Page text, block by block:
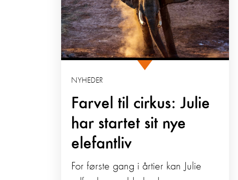
Farvel til cirkus: Julie
har startet sit nye
elefantliv
NYHEDER
For første gang i årtier kan Julie